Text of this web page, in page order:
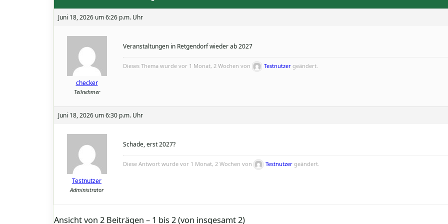
Juni 18, 2026 um 6:26 p.m. Uhr
checker
Teilnehmer
Veranstaltungen in Retgendorf wieder ab 2027
Dieses Thema wurde vor 1 Monat, 2 Wochen von Testnutzer geändert.
Juni 18, 2026 um 6:30 p.m. Uhr
Testnutzer
Administrator
Schade, erst 2027?
Diese Antwort wurde vor 1 Monat, 2 Wochen von Testnutzer geändert.
Ansicht von 2 Beiträgen – 1 bis 2 (von insgesamt 2)